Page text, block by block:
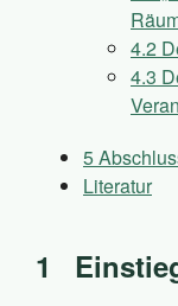
4.2
4.3
5
Literatur
1